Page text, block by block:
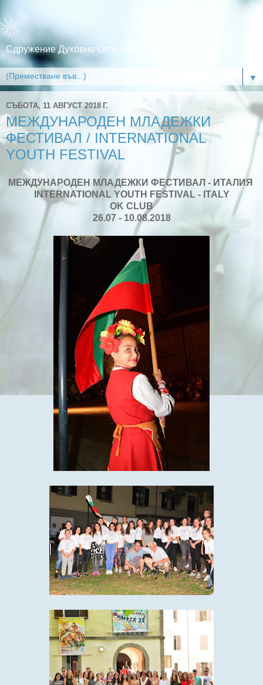
Сдружение Духовно Огледало
▼
СЪБОТА, 11 АВГУСТ 2018 Г.
МЕЖДУНАРОДЕН МЛАДЕЖКИ
ФЕСТИВАЛ / INTERNATIONAL
YOUTH FESTIVAL
МЕЖДУНАРОДЕН МЛАДЕЖКИ ФЕСТИВАЛ - ИТАЛИЯ
INTERNATIONAL YOUTH FESTIVAL - ITALY
OK CLUB
26.07 - 10.08.2018